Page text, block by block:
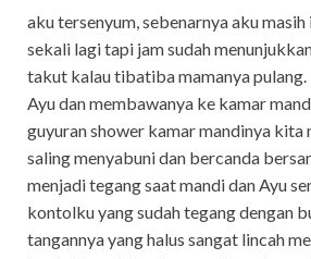
aku tersenyum, sebenarnya aku
sekali lagi tapi jam sudah
takut kalau tibatiba mamanya pulang.
Ayu dan membawanya ke kamar
guyuran shower kamar mandinya kita
saling menyabuni dan bercanda
menjadi tegang saat mandi dan Ayu
kontolku yang sudah tegang dengan
tangannya yang halus sangat lincah